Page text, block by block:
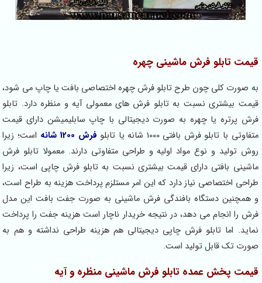
قیمت تابلو فرش ماشینی چهره
به صورت کلی چون طرح تابلو فرش چهره اختصاصی بافت یا چاپ می شود،
قیمت بیشتری نسبت به تابلو فرش های معمولی آیه و منظره دارد. تابلو
فرش پرتره یا چهره به صورت دیجیتالی با چاپ سابلیمیشن دارای قیمت
متفاوتی با تابلو فرش بافتی 1000 شانه یا تابلو
فرش 1200 شانه
است؛ زیرا
روش تولید و نوع مواد اولیه و طراحی متفاوتی دارند. معمولا تابلو فرش
ماشینی بافتی دارای قیمت بیشتری نسبت به تابلو فرش چاپی است، زیرا
طراحی اختصاصی نیاز دارد که این امر مستلزم پرداخت هزینه به طراح است،
و همچنین دستگاه بافندگی فرش ماشینی به صورت جفت بافت این مدل
فرش را انجام می دهد، در نتیجه خریدار ناچار است هزینه جفت را پرداخت
نماید. اما تابلو فرش چاپی دیجیتالی هم هزینه طراحی نداشته و هم به
صورت تک قابل تولید است.
قیمت پخش عمده تابلو فرش ماشینی منظره و آیه